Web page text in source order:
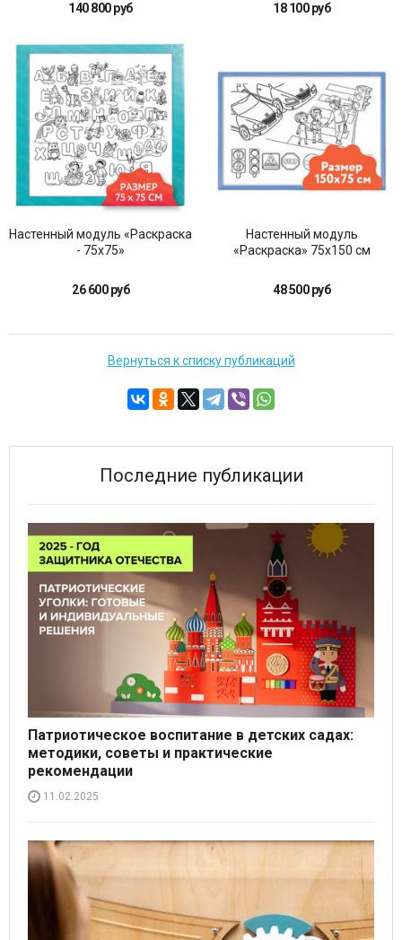
140 800 руб
18 100 руб
Настенный модуль «Раскраска
- 75х75»
26 600 руб
Настенный модуль
«Раскраска» 75х150 см
48 500 руб
Вернуться к списку публикаций
Последние публикации
Патриотическое воспитание в детских садах:
методики, советы и практические
рекомендации
11.02.2025